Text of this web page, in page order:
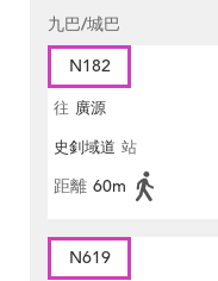
九巴/城巴
N182
往 廣源
史釗域道 站
距離 60m
N619